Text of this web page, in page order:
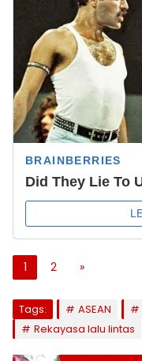
1 2 »
Tags: ASEAN
Rekayasa lalu lintas